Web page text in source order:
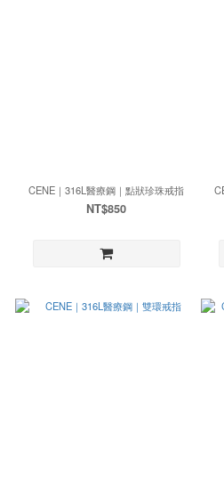
CENE｜316L醫療鋼｜點狀珍珠戒指
NT$850